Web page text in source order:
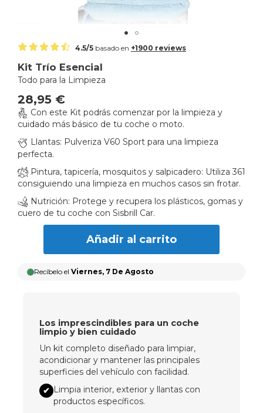
4.5/5 basado en +1900 reviews
Kit Trío Esencial
Todo para la Limpieza
28,95 €
Con este Kit podrás comenzar por la limpieza y
cuidado más básico de tu coche o moto.
Llantas: Pulveriza V60 Sport para una limpieza
perfecta.
Pintura, tapicería, mosquitos y salpicadero: Utiliza 361
consiguiendo una limpieza en muchos casos sin frotar.
Nutrición: Protege y recupera los plásticos, gomas y
cuero de tu coche con Sisbrill Car.
Añadir al carrito
Recíbelo el Viernes, 7 De Agosto
Los imprescindibles para un coche
limpio y bien cuidado
Un kit completo diseñado para limpiar,
acondicionar y mantener las principales
superficies del vehículo con facilidad.
✔ Limpia interior, exterior y llantas con
productos específicos.
Skip
the
beginning
of
the
images
gallery